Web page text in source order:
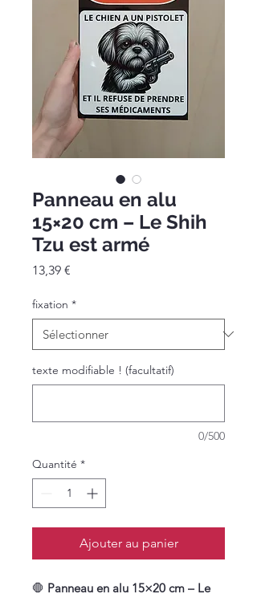
Panneau en alu
15×20 cm – Le Shih
Tzu est armé
13,39 €
fixation *
texte modifiable ! (facultatif)
0/500
Quantité *
Ajouter au panier
🛑 Panneau en alu 15×20 cm – Le